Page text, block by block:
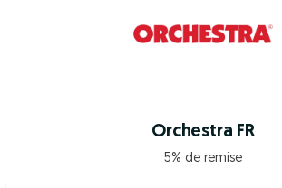
Orchestra FR
5% de remise